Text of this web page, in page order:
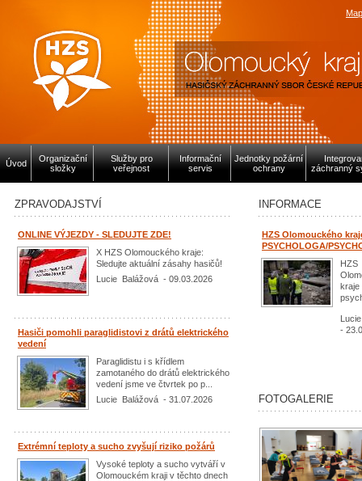
Úvod
Organizační
složky
Služby pro
veřejnost
Informační
servis
Jednotky požární
ochrany
záchranný
ZPRAVODAJSTVÍ
ONLINE VÝJEZDY - SLEDUJTE ZDE!
X HZS Olomouckého kraje:
Sledujte aktuální zásahy hasičů!
Lucie Balážová - 09.03.2026
Hasiči pomohli paraglidistovi z drátů elektrického
vedení
Paraglidistu i s křídlem
zamotaného do drátů elektrického
vedení jsme ve čtvrtek po p...
Lucie Balážová - 31.07.2026
Extrémní teploty a sucho zvyšují riziko požárů
Vysoké teploty a sucho vytváří v
Olomouckém kraji v těchto dnech
INFORMACE
HZS Olomouckého
PSYCHOLOGA/
HZS
kraje
-
FOTOGALERIE